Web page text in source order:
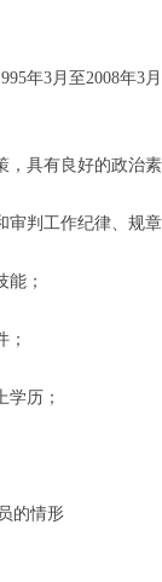
年3月至2008年
具有良好的政治
判工作纪律、规章
能；
；
学历；
的情形